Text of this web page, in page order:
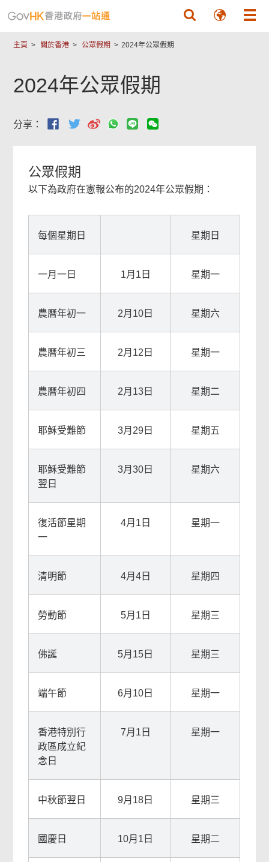
主頁 關於香港 公眾假期 2024年公眾假期
2024年公眾假期
分享：
公眾假期
以下為政府在憲報公布的2024年公眾假期：
每個星期日 星期日
一月一日 1月1日 星期一
農曆年初一 2月10日 星期六
農曆年初三 2月12日 星期一
農曆年初四 2月13日 星期二
耶穌受難節 3月29日 星期五
耶穌受難節
翌日
3月30日 星期六
復活節星期
一
4月1日 星期一
清明節 4月4日 星期四
勞動節 5月1日 星期三
佛誕 5月15日 星期三
端午節 6月10日 星期一
香港特別行
政區成立紀
念日
7月1日 星期一
中秋節翌日 9月18日 星期三
國慶日 10月1日 星期二